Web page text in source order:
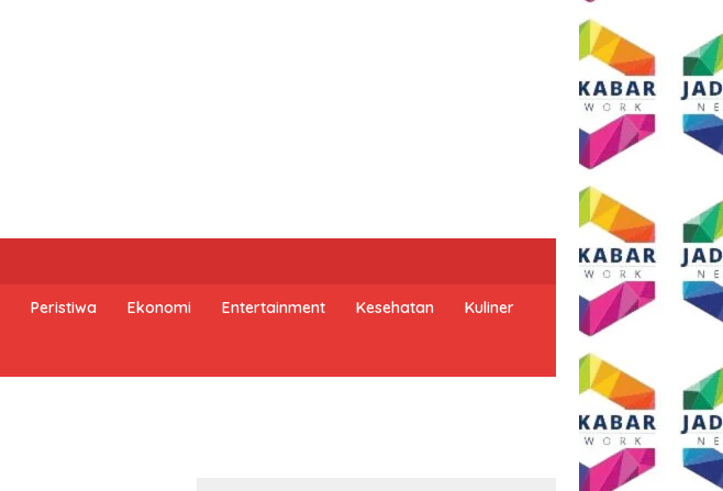
Peristiwa Ekonomi Entertainment Kesehatan Kuliner